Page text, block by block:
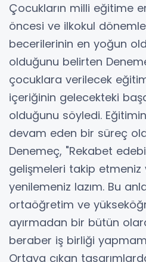
Çocukların milli eğitime
öncesi ve ilkokul
becerilerinin en yoğun
olduğunu belirten
çocuklara verilecek
içeriğinin gelecekteki
olduğunu söyledi.
devam eden bir süreç
Denemeç, "Rekabet
gelişmeleri takip etmeniz
yenilemeniz lazım. Bu
ortaöğretim ve
ayırmadan bir bütün
beraber iş birliği
Ortaya çıkan